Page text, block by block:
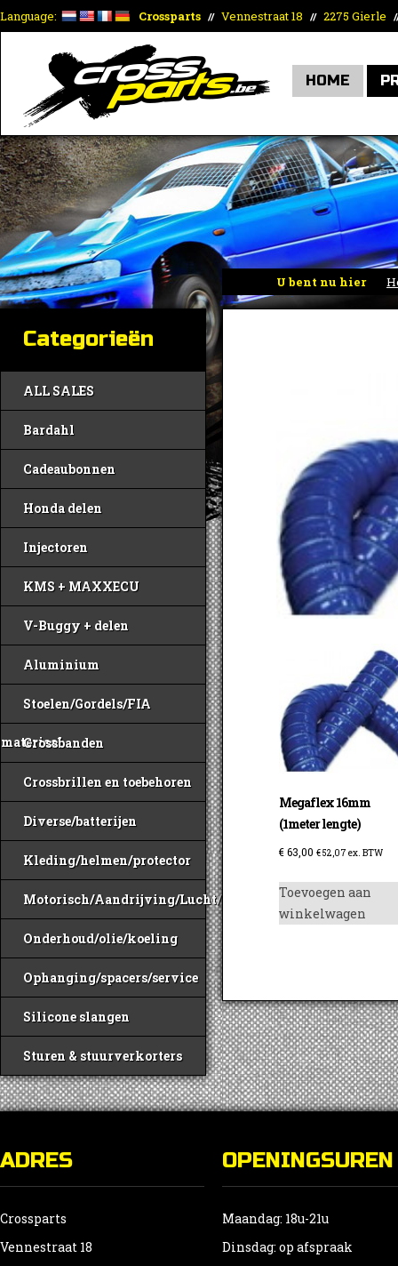
Language: Crossparts // Vennestraat 18 // 2275 Gierle
HOME
U bent nu hier
Categorieën
ALL SALES
Bardahl
Cadeaubonnen
Honda delen
Injectoren
KMS + MAXXECU
V-Buggy + delen
Aluminium
Stoelen/Gordels/FIA
materiaal
Crossbanden
Crossbrillen en toebehoren
Diverse/batterijen
Kleding/helmen/protector
Motorisch/Aandrijving/Lucht/Benzine
Onderhoud/olie/koeling
Ophanging/spacers/service
Silicone slangen
Sturen & stuurverkorters
Megaflex 16mm
(1meter lengte)
€63,00 €52,07 ex. BTW
Toevoegen aan
winkelwagen
ADRES
Crossparts
Vennestraat 18
OPENINGSUREN
Maandag: 18u-21u
Dinsdag: op afspraak